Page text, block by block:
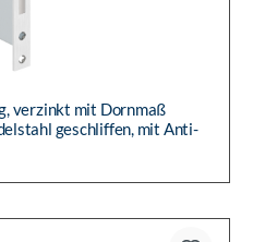
verzinkt mit Dornmaß
mit Anti-